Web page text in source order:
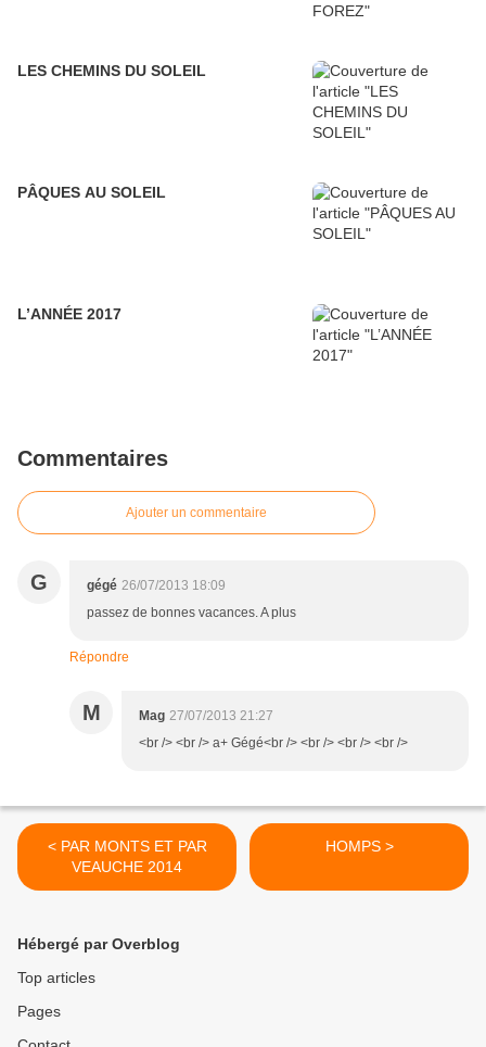
LES CHEMINS DU SOLEIL
PÂQUES AU SOLEIL
L’ANNÉE 2017
Commentaires
Ajouter un commentaire
G gégé 26/07/2013 18:09
passez de bonnes vacances. A plus
Répondre
M Mag 27/07/2013 21:27
<br /> <br /> a+ Gégé<br /> <br /> <br /> <br />
< PAR MONTS ET PAR
VEAUCHE 2014
HOMPS >
Hébergé par Overblog
Top articles
Pages